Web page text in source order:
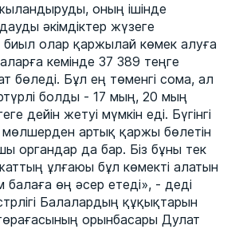
оның ішінде
әкімдіктер жүзеге
олар қаржылай көмек алуға
кемінде 37 389 теңге
бөледі. Бұл ең төменгі сома, ал
болды - 17 мың, 20 мың
дейін жетуі мүмкін еді. Бүгінгі
мөлшерден артық қаржы бөлетін
органдар да бар. Біз бұны тек
ұлғаюы бұл көмекті алатын
өң әсер етеді», - деді
Балалардың құқықтарын
орынбасары Дулат